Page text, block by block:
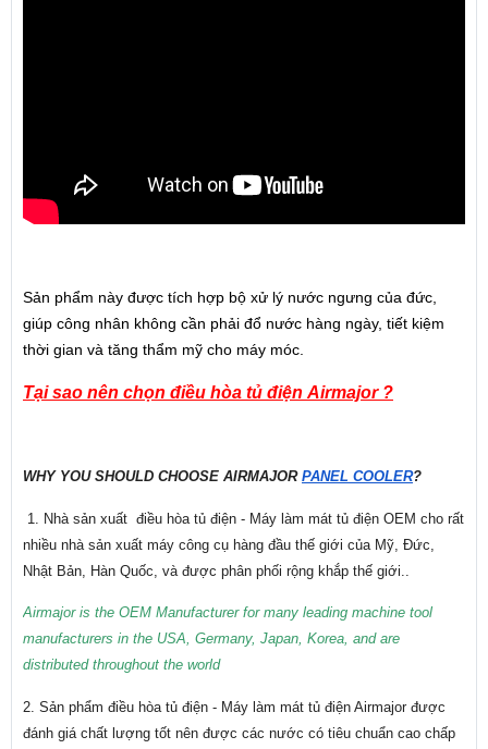
Sản phẩm này được tích hợp bộ xử lý nước ngưng của đức,
giúp công nhân không cần phải đổ nước hàng ngày, tiết kiệm
thời gian và tăng thẩm mỹ cho máy móc.
Tại sao nên chọn điều hòa tủ điện Airmajor ?
WHY YOU SHOULD CHOOSE AIRMAJOR PANEL COOLER?
1. Nhà sản xuất điều hòa tủ điện - Máy làm mát tủ điện OEM cho rất
nhiều nhà sản xuất máy công cụ hàng đầu thế giới của Mỹ, Đức,
Nhật Bản, Hàn Quốc, và được phân phối rộng khắp thế giới..
Airmajor is the OEM Manufacturer for many leading machine tool
manufacturers in the USA, Germany, Japan, Korea, and are
distributed throughout the world
2. Sản phẩm điều hòa tủ điện - Máy làm mát tủ điện Airmajor được
đánh giá chất lượng tốt nên được các nước có tiêu chuẩn cao chấp